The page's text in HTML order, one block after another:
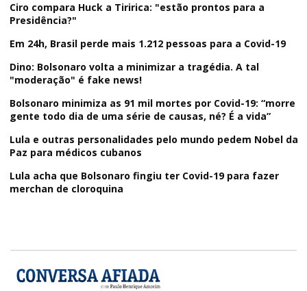
Ciro compara Huck a Tiririca: "estão prontos para a
Presidência?"
Em 24h, Brasil perde mais 1.212 pessoas para a Covid-19
Dino: Bolsonaro volta a minimizar a tragédia. A tal
"moderação" é fake news!
Bolsonaro minimiza as 91 mil mortes por Covid-19: “morre
gente todo dia de uma série de causas, né? É a vida”
Lula e outras personalidades pelo mundo pedem Nobel da
Paz para médicos cubanos
Lula acha que Bolsonaro fingiu ter Covid-19 para fazer
merchan de cloroquina